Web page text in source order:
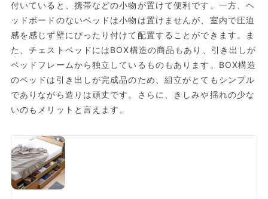
付いていると、携帯などの小物が置けて便利です。一方、ヘ
ッドボードのないベッドは小物は置けませんが、室内で圧迫
感を感じず壁にぴったり付けて配置することができます。ま
た、チェストベッドにはBOX構造の商品もあり、引き出しが
ベッドフレームから独立しているものもあります。BOX構造
のベッドは引き出しが完成品のため、組立がとてもシンプル
でありながら造りは頑丈です。さらに、きしみや揺れの少な
いのもメリットと言えます。